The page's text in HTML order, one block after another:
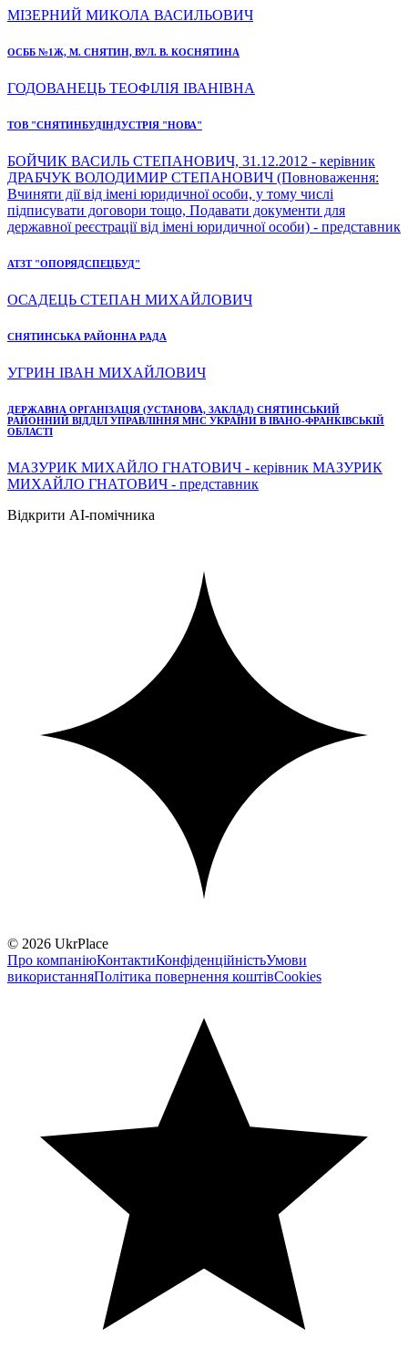
МІЗЕРНИЙ МИКОЛА ВАСИЛЬОВИЧ
ОСББ №1Ж, М. СНЯТИН, ВУЛ. В. КОСНЯТИНА
ГОДОВАНЕЦЬ ТЕОФІЛІЯ ІВАНІВНА
ТОВ "СНЯТИНБУДІНДУСТРІЯ "НОВА"
БОЙЧИК ВАСИЛЬ СТЕПАНОВИЧ, 31.12.2012 - керівник
ДРАБЧУК ВОЛОДИМИР СТЕПАНОВИЧ (Повноваження:
Вчиняти дії від імені юридичної особи, у тому числі
підписувати договори тощо, Подавати документи для
державної реєстрації від імені юридичної особи) - представник
АТЗТ "ОПОРЯДСПЕЦБУД"
ОСАДЕЦЬ СТЕПАН МИХАЙЛОВИЧ
СНЯТИНСЬКА РАЙОННА РАДА
УГРИН ІВАН МИХАЙЛОВИЧ
ДЕРЖАВНА ОРГАНІЗАЦІЯ (УСТАНОВА, ЗАКЛАД) СНЯТИНСЬКИЙ
РАЙОННИЙ ВІДДІЛ УПРАВЛІННЯ МНС УКРАЇНИ В ІВАНО-ФРАНКІВСЬКІЙ
ОБЛАСТІ
МАЗУРИК МИХАЙЛО ГНАТОВИЧ - керівник МАЗУРИК
МИХАЙЛО ГНАТОВИЧ - представник
Відкрити AI-помічника
© 2026 UkrPlace
Про компаніюКонтактиКонфіденційністьУмови
використанняПолітика повернення коштівCookies